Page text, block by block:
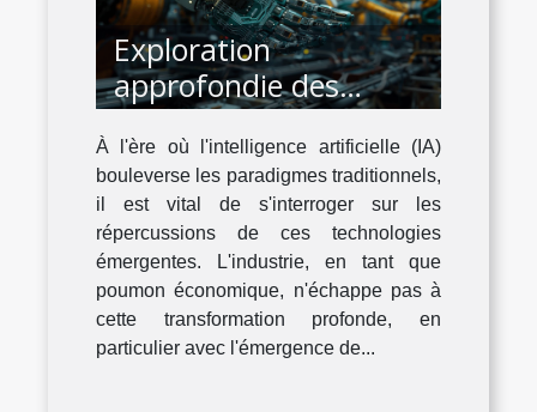
Exploration
approfondie des
impacts de l'IA réactive
dans l'industrie
À l'ère où l'intelligence artificielle (IA)
bouleverse les paradigmes traditionnels,
il est vital de s'interroger sur les
répercussions de ces technologies
émergentes. L'industrie, en tant que
poumon économique, n'échappe pas à
cette transformation profonde, en
particulier avec l'émergence de...